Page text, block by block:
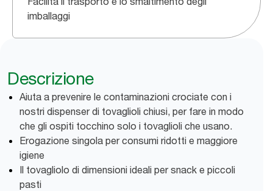
imballaggi
Descrizione
Aiuta a prevenire le contaminazioni crociate con i
nostri dispenser di tovaglioli chiusi, per fare in modo
che gli ospiti tocchino solo i tovaglioli che usano.
Erogazione singola per consumi ridotti e maggiore
igiene
Il tovagliolo di dimensioni ideali per snack e piccoli
pasti